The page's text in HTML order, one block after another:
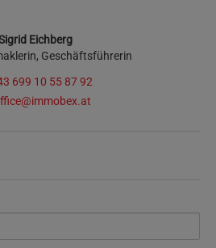
Eichberg
Geschäftsführerin
699 10 55 87 92